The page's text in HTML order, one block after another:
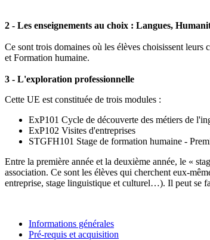
2 - Les enseignements au choix : Langues,
Ce sont trois domaines où les élèves choisissent
et Formation humaine.
3 - L'exploration professionnelle
Cette UE est constituée de trois modules :
ExP101 Cycle de découverte des métiers de
ExP102 Visites d'entreprises
STGFH101 Stage de formation humaine -
Entre la première année et la deuxième année, le «
association. Ce sont les élèves qui cherchent eux-
entreprise, stage linguistique et culturel…). Il peut se
Informations générales
Pré-requis et acquisition